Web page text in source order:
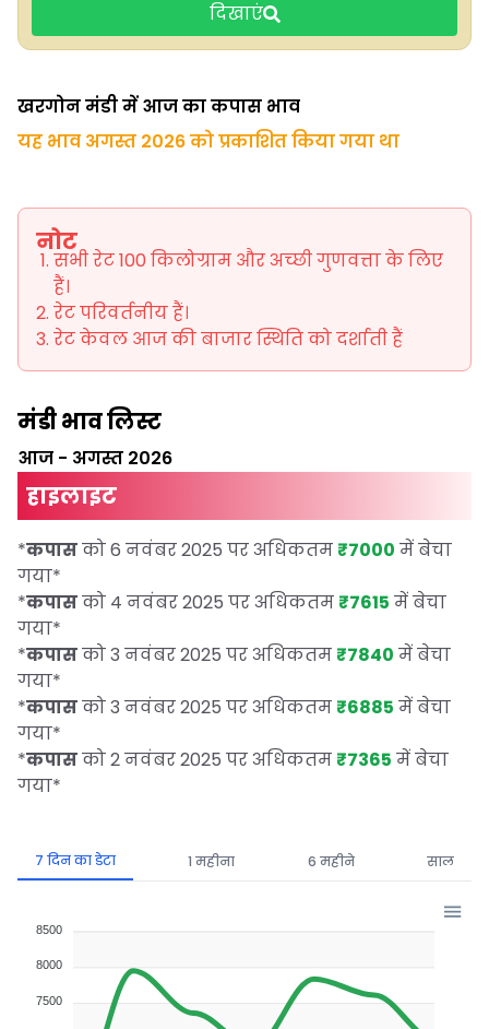
दिखाएं
खरगोन मंडी में आज का कपास भाव
यह भाव अगस्त 2026 को प्रकाशित किया गया था
नोट
सभी रेट 100 किलोग्राम और अच्छी गुणवत्ता के लिए
हैं।
रेट परिवर्तनीय हैं।
रेट केवल आज की बाजार स्थिति को दर्शाती हैं
मंडी भाव लिस्ट
आज - अगस्त 2026
हाइलाइट
*कपासको 6 नवंबर 2025 पर अधिकतम ₹7000 में बेचा
गया*
*कपासको 4 नवंबर 2025 पर अधिकतम ₹7615 में बेचा
गया*
*कपासको 3 नवंबर 2025 पर अधिकतम ₹7840 में बेचा
गया*
*कपासको 3 नवंबर 2025 पर अधिकतम ₹6885 में बेचा
गया*
*कपासको 2 नवंबर 2025 पर अधिकतम ₹7365 में बेचा
गया*
7 दिन का डेटा 1 महीना 6 महीने साल
8500
8000
7500